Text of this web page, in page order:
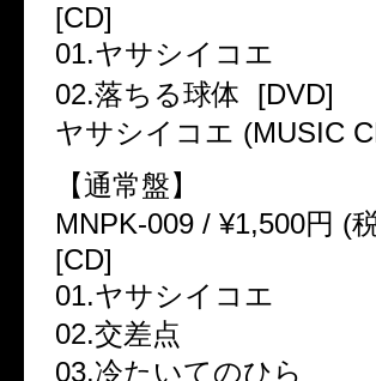
[CD]
01.ヤサシイコエ
02.落ちる球体 [DVD]
ヤサシイコエ (MUSIC
【通常盤】
MNPK-009 / ¥1,500円 (
[CD]
01.ヤサシイコエ
02.交差点
03.冷たいてのひら